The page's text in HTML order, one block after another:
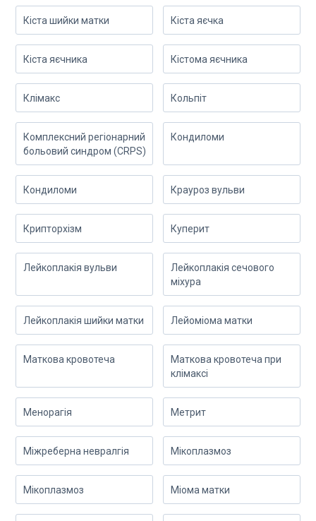
Кіста шийки матки Кіста яєчка
Кіста яєчника Кістома яєчника
Клімакс Кольпіт
Комплексний регіонарний
больовий синдром (CRPS)
Кондиломи
Кондиломи Крауроз вульви
Крипторхізм Куперит
Лейкоплакія вульви
Лейкоплакія сечового
міхура
Лейкоплакія шийки матки Лейоміома матки
Маткова кровотеча
Маткова кровотеча при
клімаксі
Менорагія Метрит
Міжреберна невралгія Мікоплазмоз
Мікоплазмоз Міома матки